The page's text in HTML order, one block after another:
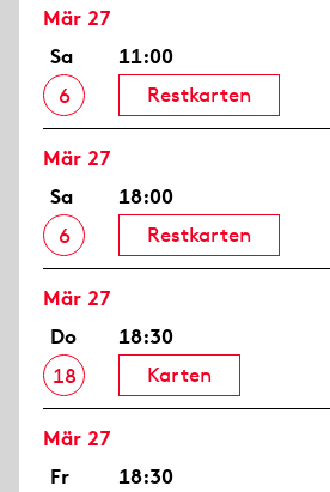
Mär 27
Sa
6
11:00
Restkarten
Mär 27
Sa
6
18:00
Restkarten
Mär 27
Do
18
18:30
Karten
Mär 27
Fr
18:30